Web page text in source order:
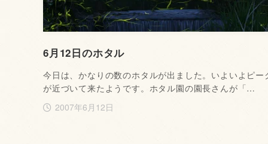
6月12日のホタル
今日は、かなりの数のホタルが出ました。いよいよピー
が近づいて来たようです。ホタル園の園長さんが「…
2007年6月12日